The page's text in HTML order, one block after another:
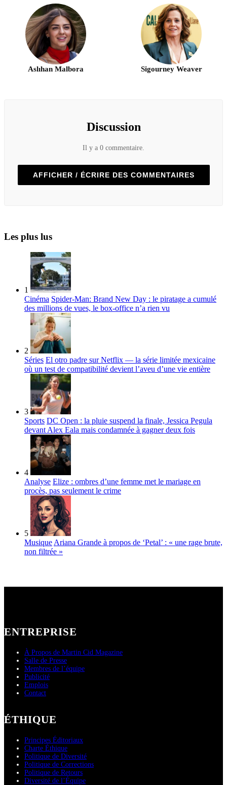
Aslıhan Malbora Sigourney Weaver
Discussion
Il y a 0 commentaire.
AFFICHER / ÉCRIRE DES COMMENTAIRES
Les plus lus
1
Cinéma Spider-Man: Brand New Day : le piratage a cumulé
des millions de vues, le box-office n’a rien vu
2
Séries El otro padre sur Netflix — la série limitée mexicaine
où un test de compatibilité devient l’aveu d’une vie entière
3
Sports DC Open : la pluie suspend la finale, Jessica Pegula
devant Alex Eala mais condamnée à gagner deux fois
4
Analyse Elize : ombres d’une femme met le mariage en
procès, pas seulement le crime
5
Musique Ariana Grande à propos de ‘Petal’ : « une rage brute,
non filtrée »
ENTREPRISE
À Propos de Martin Cid Magazine
Salle de Presse
Membres de l’équipe
Publicité
Emplois
Contact
ÉTHIQUE
Principes Éditoriaux
Charte Éthique
Politique de Diversité
Politique de Corrections
Politique de Retours
Diversité de l’Équipe